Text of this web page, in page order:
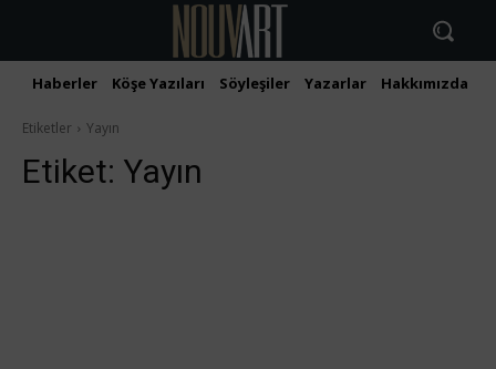
Haberler Köşe Yazıları Söyleşiler Yazarlar Hakkımızda
Etiketler Yayın
Etiket: Yayın